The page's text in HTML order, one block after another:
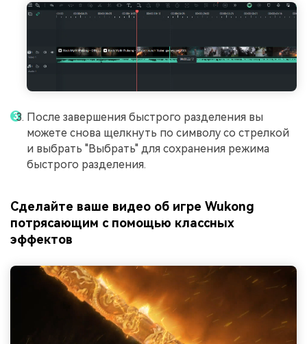
После завершения быстрого разделения вы
можете снова щелкнуть по символу со стрелкой
и выбрать "Выбрать" для сохранения режима
быстрого разделения.
Сделайте ваше видео об игре Wukong
потрясающим с помощью классных
эффектов